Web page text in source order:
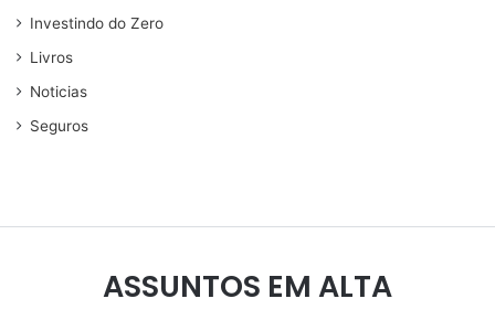
Investindo do Zero
Livros
Noticias
Seguros
ASSUNTOS EM ALTA